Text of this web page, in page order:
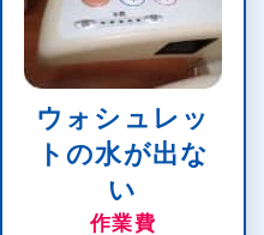
ウォシュレッ
トの水が出な
い
作業費